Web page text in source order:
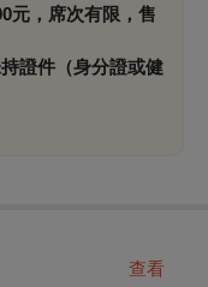
元，席次有限，售
證件（身分證或健
查看